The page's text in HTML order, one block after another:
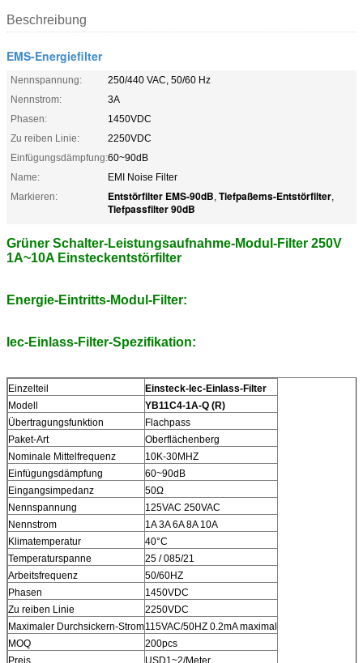
Beschreibung
EMS-Energiefilter
Nennspannung:
250/440 VAC, 50/60 Hz
Nennstrom:
3A
Phasen:
1450VDC
Zu reiben Linie:
2250VDC
Einfügungsdämpfung:60~90dB
Name:
EMI Noise Filter
Markieren:
Entstörfilter EMS-90dB, Tiefpaßems-Entstörfilter,
Tiefpassfilter 90dB
Grüner Schalter-Leistungsaufnahme-Modul-Filter 250V
1A~10A Einsteckentstörfilter
Energie-Eintritts-Modul-Filter:
Iec-Einlass-Filter-Spezifikation:
Einzelteil
Einsteck-Iec-Einlass-Filter
Modell
YB11C4-1A-Q (R)
Übertragungsfunktion
Flachpass
Paket-Art
Oberflächenberg
Nominale Mittelfrequenz
10K-30MHZ
Einfügungsdämpfung
60~90dB
Eingangsimpedanz
50Ω
Nennspannung
125VAC 250VAC
Nennstrom
1A 3A 6A 8A 10A
Klimatemperatur
40°C
Temperaturspanne
25 / 085/21
Arbeitsfrequenz
50/60HZ
Phasen
1450VDC
Zu reiben Linie
2250VDC
Maximaler Durchsickern-Strom115VAC/50HZ 0.2mA maximal
MOQ
200pcs
Preis
USD1~2/Meter